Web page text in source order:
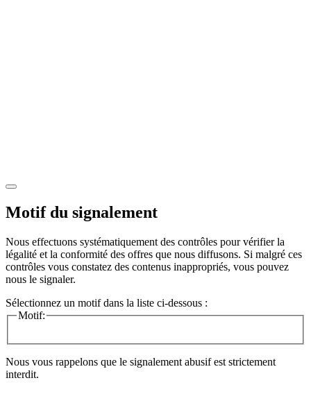
Motif du signalement
Nous effectuons systématiquement des contrôles pour vérifier la
légalité et la conformité des offres que nous diffusons. Si malgré ces
contrôles vous constatez des contenus inappropriés, vous pouvez
nous le signaler.
Sélectionnez un motif dans la liste ci-dessous :
Motif:
Nous vous rappelons que le signalement abusif est strictement
interdit.